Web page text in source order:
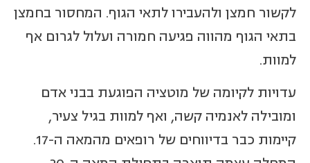
לקשור חמצן ולהעבירו לתאי הגוף. המחסור בחמצן
בתאי הגוף מהווה פגיעה חמורה ועלול לגרום אף
למוות.
עדויות לקיומה של מוטציה הפוגעת בבני אדם
ומובילה לאנמיה קשה, ואף למוות בגיל צעיר,
קיימות כבר בדיווחים של רופאים מהמאה ה-17.